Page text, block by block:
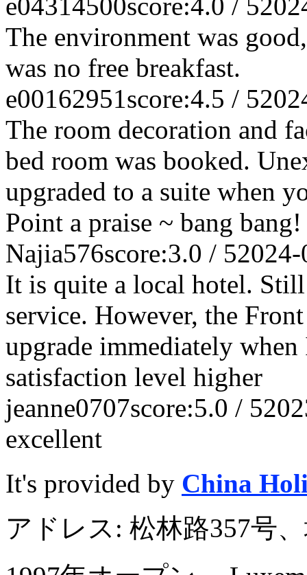
The environment was
was no free breakfast.
e00162951score:4.5 / 5
The room decoration and
bed room was booked.
upgraded to a suite when
Point a praise ~ bang bang!
Najia576score:3.0 / 5
It is quite a local hotel.
service. However, the
upgrade immediately
satisfaction level higher
jeanne0707score:5.0 / 5
excellent
It's provided by China
アドレス: 松林路357号